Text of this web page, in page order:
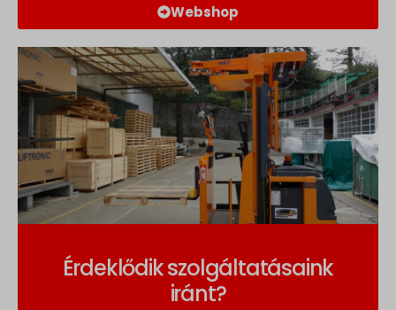
Webshop
Érdeklődik szolgáltatásaink
iránt?